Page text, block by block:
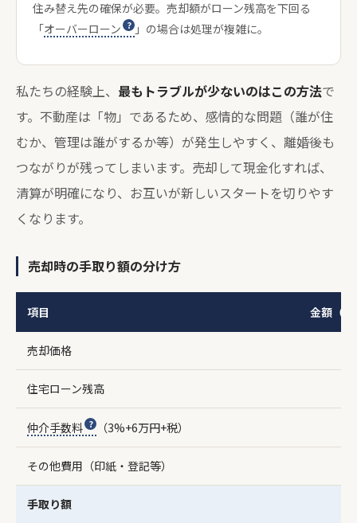
住み替え先の確保が必要。売却額がローン残高を下回る
「オーバーローン 」の場合は処理が複雑に。
私たちの経験上、 最もトラブルが少ないのはこの方法で
す。不動産は「物」であるため、感情的な問題（誰が住
むか、管理は誰がするか等）が発生しやすく、離婚後も
つながりが残ってしまいます。売却して現金化すれば、
清算が明確になり、お互いが新しいスタートを切りやす
くなります。
売却時の手取り額の分け方
項目 金額（
売却価格
住宅ローン残高
仲介手数料 （3%+6万円+税）
その他費用（印紙・登記等）
手取り額